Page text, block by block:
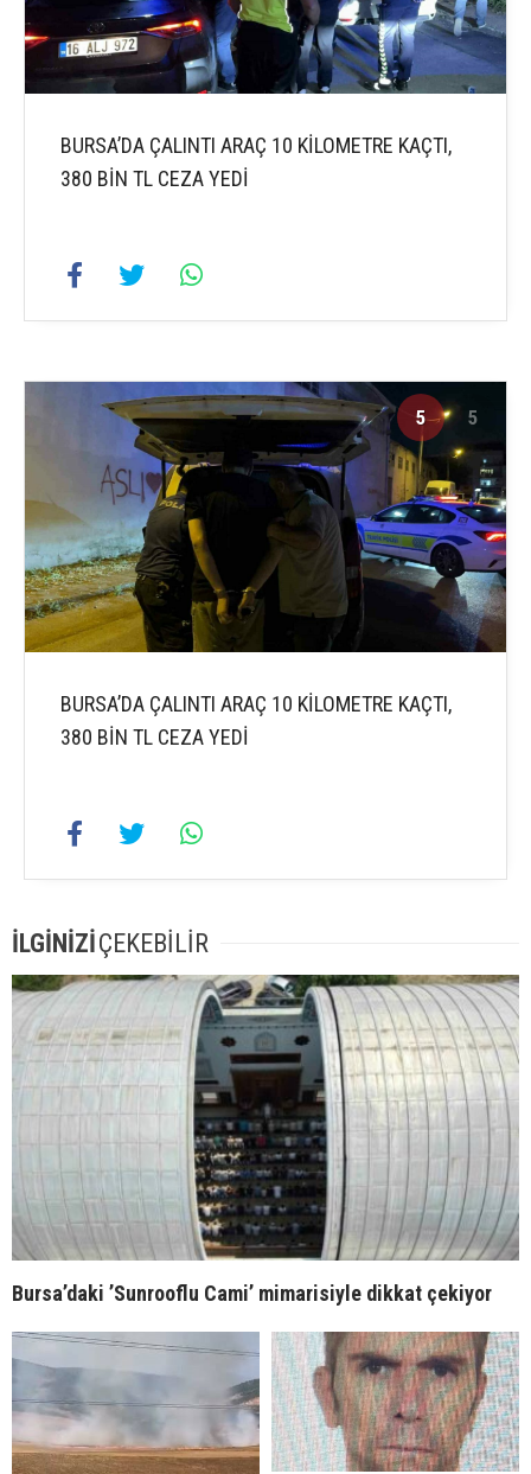
BURSA’DA ÇALINTI ARAÇ 10 KİLOMETRE KAÇTI,
380 BİN TL CEZA YEDİ
5 5
BURSA’DA ÇALINTI ARAÇ 10 KİLOMETRE KAÇTI,
380 BİN TL CEZA YEDİ
İLGİNİZİÇEKEBİLİR
Bursa’daki ’Sunrooflu Cami’ mimarisiyle dikkat çekiyor